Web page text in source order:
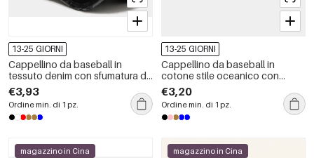
13-25 GIORNI
Cappellino da baseball in
tessuto denim con sfumatura di
colore casual della serie Simple
€3,93
Ordine min. di 1 pz.
13-25 GIORNI
Cappellino da baseball in
cotone stile oceanico con
stampa a cartone animato,
semplice, con motivo animale
naturale e aragosta.
€3,20
Ordine min. di 1 pz.
magazzino in Cina magazzino in Cina